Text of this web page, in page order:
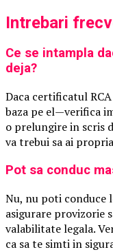
Intrebari
Ce se intampla
deja?
Daca certificatul
baza pe el—verifica
o prelungire in scris
va trebui sa ai
Pot sa conduc
Nu, nu poti conduce
asigurare provizorie
valabilitate legala.
ca sa te simti in